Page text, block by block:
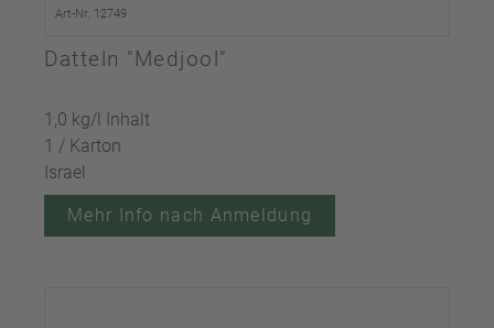
Art-Nr. 12749
Datteln "Medjool"
1,0 kg/l Inhalt
1 / Karton
Israel
Mehr Info nach Anmeldung